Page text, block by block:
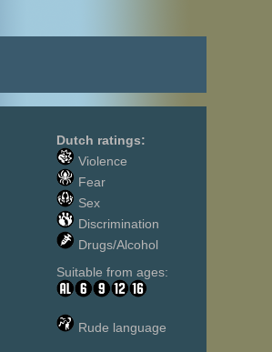
Dutch ratings:
Violence
Fear
Sex
Discrimination
Drugs/Alcohol
Suitable from ages:
Rude language